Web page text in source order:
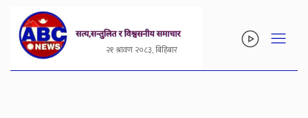
२१ श्रावण २०८३, बिहिबार